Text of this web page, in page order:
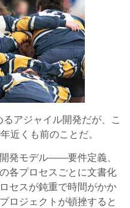
アジャイル開発だが、こ
近くも前のことだ。
発モデル――要件定義、
各プロセスごとに文書化
セスが鈍重で時間がかか
ロジェクトが頓挫すると